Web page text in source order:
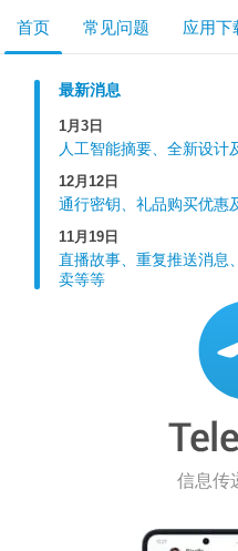
首页 常见问题 应用下
最新消息
1月3日
人工智能摘要、全新设计
12月12日
通行密钥、礼品购买优惠
11月19日
直播故事、重复推送消息
卖等等
信息传